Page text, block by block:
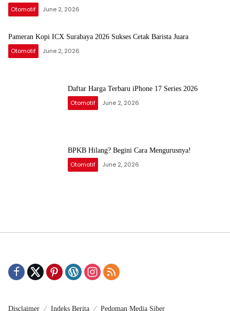
Otomotif June 2, 2026
Pameran Kopi ICX Surabaya 2026 Sukses Cetak Barista Juara
Otomotif June 2, 2026
Daftar Harga Terbaru iPhone 17 Series 2026
Otomotif June 2, 2026
BPKB Hilang? Begini Cara Mengurusnya!
Otomotif June 2, 2026
Disclaimer Indeks Berita Pedoman Media Siber